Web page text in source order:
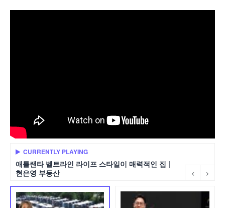
CURRENTLY PLAYING
애틀랜타 벨트라인 라이프 스타일이 매력적인 집 |
현은영 부동산